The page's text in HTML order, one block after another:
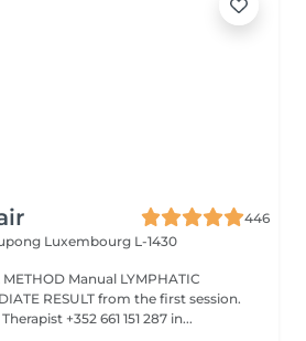
446
Luxembourg L-1430
LYMPHATIC
from the first session.
+352 661 151 287 in...